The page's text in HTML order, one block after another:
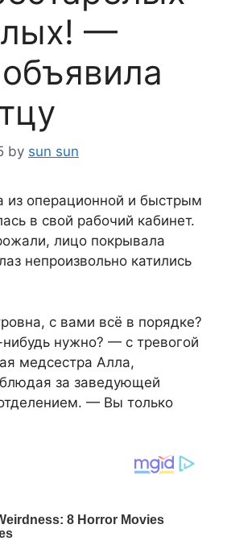
—
by sun sun
из операционной и быстрым
в свой рабочий кабинет.
лицо покрывала
непроизвольно катились
с вами всё в порядке?
нужно? — с тревогой
медсестра Алла,
за заведующей
— Вы только